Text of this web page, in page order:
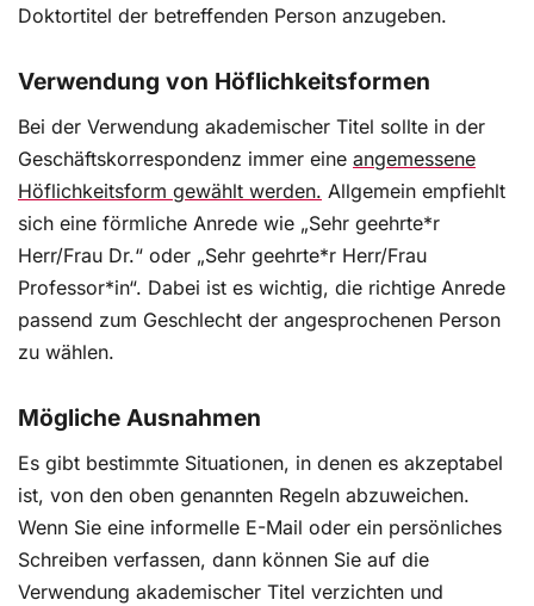
Doktortitel der betreffenden Person anzugeben.
Verwendung von Höflichkeitsformen
Bei der Verwendung akademischer Titel sollte in der
Geschäftskorrespondenz immer eine angemessene
Höflichkeitsform gewählt werden. Allgemein empfiehlt
sich eine förmliche Anrede wie „Sehr geehrte*r
Herr/Frau Dr.“ oder „Sehr geehrte*r Herr/Frau
Professor*in“. Dabei ist es wichtig, die richtige Anrede
passend zum Geschlecht der angesprochenen Person
zu wählen.
Mögliche Ausnahmen
Es gibt bestimmte Situationen, in denen es akzeptabel
ist, von den oben genannten Regeln abzuweichen.
Wenn Sie eine informelle E-Mail oder ein persönliches
Schreiben verfassen, dann können Sie auf die
Verwendung akademischer Titel verzichten und